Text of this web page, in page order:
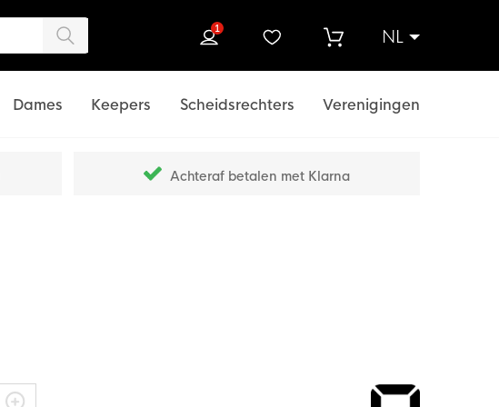
NL
1
Dames Keepers Scheidsrechters Verenigingen
Achteraf betalen met Klarna